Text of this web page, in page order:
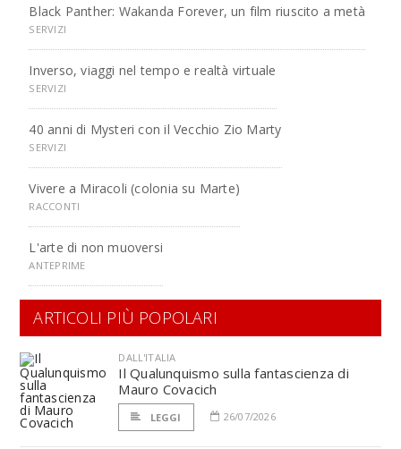
Black Panther: Wakanda Forever, un film riuscito a metà
SERVIZI
Inverso, viaggi nel tempo e realtà virtuale
SERVIZI
40 anni di Mysteri con il Vecchio Zio Marty
SERVIZI
Vivere a Miracoli (colonia su Marte)
RACCONTI
L'arte di non muoversi
ANTEPRIME
ARTICOLI PIÙ POPOLARI
DALL'ITALIA
Il Qualunquismo sulla fantascienza di
Mauro Covacich
LEGGI 26/07/2026